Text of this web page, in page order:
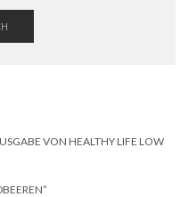
VON HEALTHY LIFE LOW